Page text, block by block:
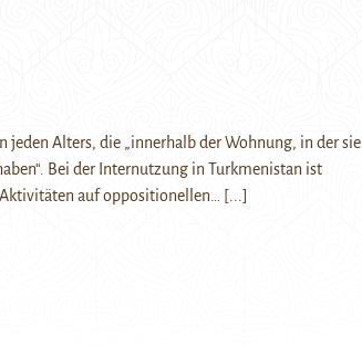
jeden Alters, die „innerhalb der Wohnung, in der sie
Bei der Internutzung in Turkmenistan ist
auf oppositionellen…
[...]